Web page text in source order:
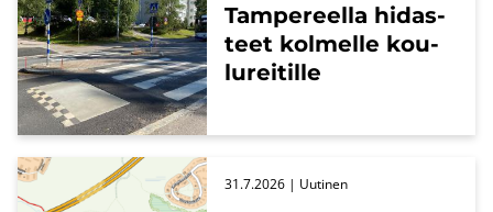
Tam­pe­reel­la hi­das­
teet kol­mel­le kou­
lu­rei­til­le
31.7.2026 | Uu­ti­nen